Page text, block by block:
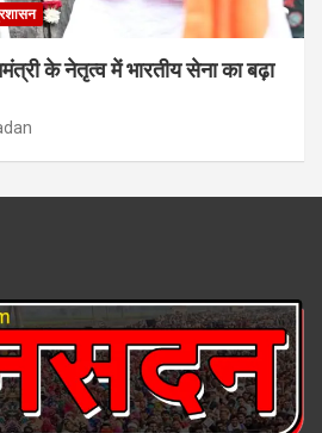
के नेतृत्व में भारतीय सेना का बढ़ा